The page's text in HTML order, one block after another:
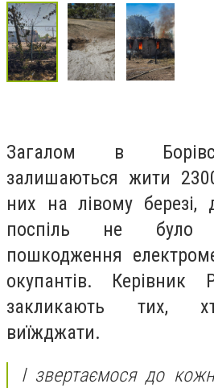
Загалом в
залишаються жити
них на лівому
поспіль не було
пошкодження
окупантів. Керівник
закликають тих,
виїжджати.
І звертаємося до